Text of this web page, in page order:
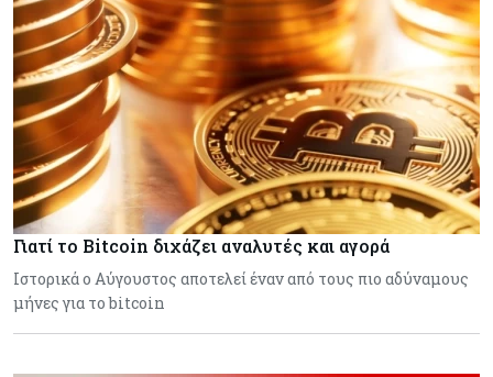
Γιατί το Bitcoin διχάζει αναλυτές και αγορά
Ιστορικά ο Αύγουστος αποτελεί έναν από τους πιο αδύναμους
μήνες για το bitcoin